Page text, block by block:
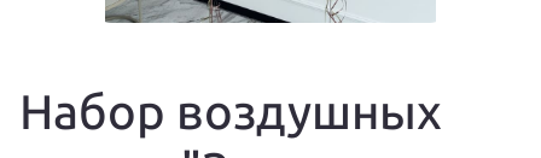
Набор воздушных